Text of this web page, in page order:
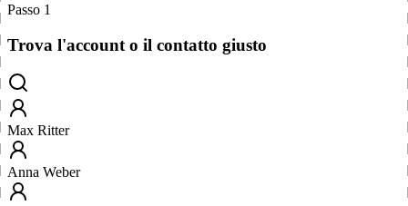
Passo 1
Trova l'account o il contatto giusto
Max Ritter
Anna Weber